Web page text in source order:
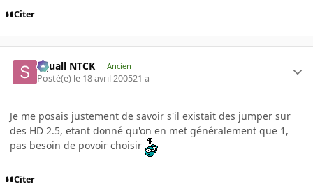
Citer
Squall NTCK Ancien
Posté(e) le 18 avril 200521 a
Je me posais justement de savoir s'il existait des jumper sur
des HD 2.5, etant donné qu'on en met généralement que 1,
pas besoin de povoir choisir
Citer